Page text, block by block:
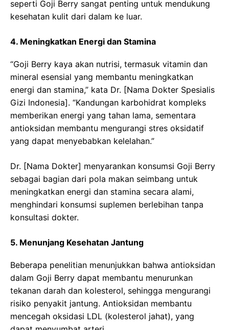
seperti Goji Berry sangat penting untuk mendukung
kesehatan kulit dari dalam ke luar.
4. Meningkatkan Energi dan Stamina
“Goji Berry kaya akan nutrisi, termasuk vitamin dan
mineral esensial yang membantu meningkatkan
energi dan stamina,” kata Dr. [Nama Dokter Spesialis
Gizi Indonesia]. “Kandungan karbohidrat kompleks
memberikan energi yang tahan lama, sementara
antioksidan membantu mengurangi stres oksidatif
yang dapat menyebabkan kelelahan.”
Dr. [Nama Dokter] menyarankan konsumsi Goji Berry
sebagai bagian dari pola makan seimbang untuk
meningkatkan energi dan stamina secara alami,
menghindari konsumsi suplemen berlebihan tanpa
konsultasi dokter.
5. Menunjang Kesehatan Jantung
Beberapa penelitian menunjukkan bahwa antioksidan
dalam Goji Berry dapat membantu menurunkan
tekanan darah dan kolesterol, sehingga mengurangi
risiko penyakit jantung. Antioksidan membantu
mencegah oksidasi LDL (kolesterol jahat), yang